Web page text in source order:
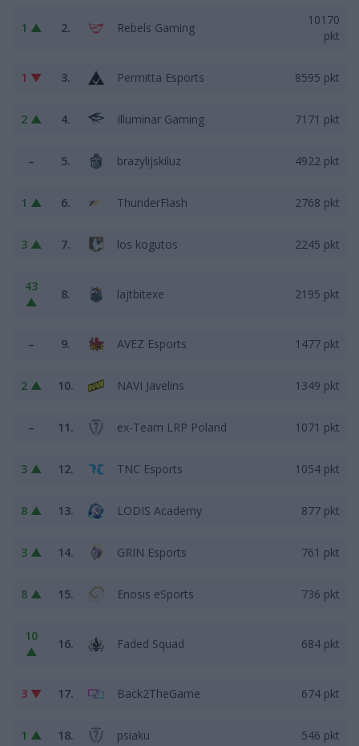
1 ▲ 2. Rebels Gaming
10170
pkt
1 ▼ 3. Permitta Esports 8595 pkt
2 ▲ 4. Illuminar Gaming 7171 pkt
– 5. brazylijskiluz 4922 pkt
1 ▲ 6. ThunderFlash 2768 pkt
3 ▲ 7. los kogutos 2245 pkt
43
▲
8. lajtbitexe 2195 pkt
– 9. AVEZ Esports 1477 pkt
2 ▲ 10. NAVI Javelins 1349 pkt
– 11. ex-Team LRP Poland 1071 pkt
3 ▲ 12. TNC Esports 1054 pkt
8 ▲ 13. LODIS Academy 877 pkt
3 ▲ 14. GRIN Esports 761 pkt
8 ▲ 15. Enosis eSports 736 pkt
10
▲
16. Faded Squad 684 pkt
3 ▼ 17. Back2TheGame 674 pkt
1 ▲ 18. psiaku 546 pkt